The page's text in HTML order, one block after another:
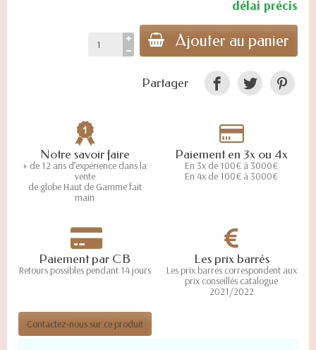
délai précis
Ajouter au panier
Partager
Notre savoir faire
+ de 12 ans d’expérience dans la
vente
de globe Haut de Gamme fait
main
Paiement en 3x ou 4x
En 3x de 100€ à 3000€
En 4x de 100€ à 3000€
Paiement par CB
Retours possibles pendant 14 jours
Les prix barrés
Les prix barrés correspondent aux
prix conseillés catalogue
2021/2022
Contactez-nous sur ce produit